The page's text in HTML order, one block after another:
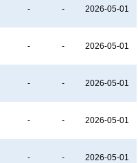
- - 2026-05-01
- - 2026-05-01
- - 2026-05-01
- - 2026-05-01
- - 2026-05-01